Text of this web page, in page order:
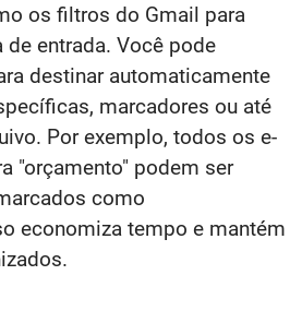
os filtros do Gmail para
de entrada. Você pode
destinar automaticamente
marcadores ou até
Por exemplo, todos os e-
"orçamento" podem ser
como
economiza tempo e mantém